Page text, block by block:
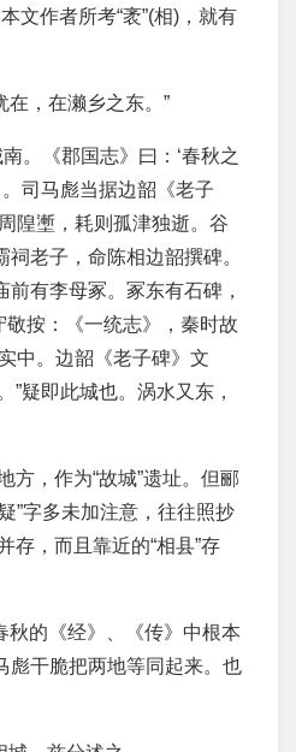
文作者所考“袤”(相)，就有
在，在濑乡之东。”
。《郡国志》曰：‘春秋之
司马彪当据边韶《老子
隍壍，耗则孤津独逝。谷
老子，命陈相边韶撰碑。
有李母冢。冢东有石碑，
敬按：《一统志》，秦时故
中。边韶《老子碑》文
疑即此城也。涡水又东，
方，作为“故城”遗址。但郦
”字多未加注意，往往照抄
存，而且靠近的“相县”存
秋的《经》、《传》中根本
彪干脆把两地等同起来。也